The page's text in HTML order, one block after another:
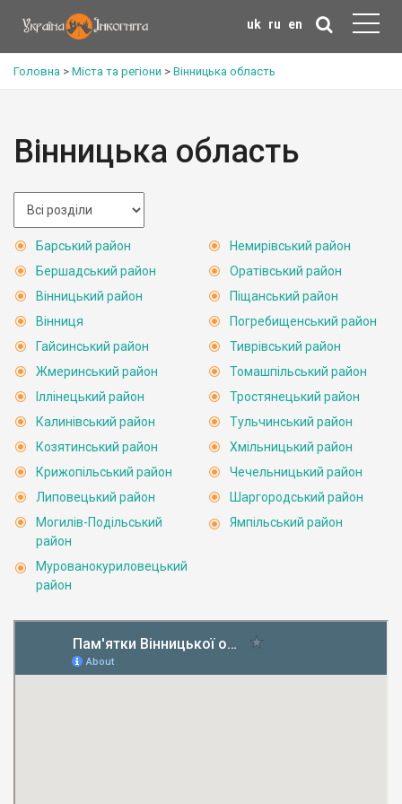
uk ru en
Головна > Міста та регіони > Вінницька область
Вінницька область
Барський район
Бершадський район
Вінницький район
Вінниця
Гайсинський район
Жмеринський район
Іллінецький район
Калинівський район
Козятинський район
Крижопільський район
Липовецький район
Могилів-Подільський
район
Мурованокуриловецький
район
Немирівський район
Оратівський район
Піщанський район
Погребищенський район
Тиврівський район
Томашпільський район
Тростянецький район
Тульчинський район
Хмільницький район
Чечельницький район
Шаргородський район
Ямпільський район